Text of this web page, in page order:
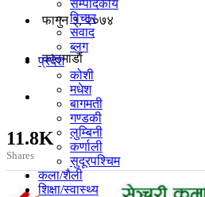
सम्पादकीय
विचार
संवाद
ब्लग
प्रदेश
कोशी
मधेश
बागमती
गण्डकी
लुम्बिनी
कर्णाली
सुदूरपश्चिम
कला/शैली
शिक्षा/स्वास्थ्य
फागुन ३, २०७४
काठमाडाैं
11.8K
Shares